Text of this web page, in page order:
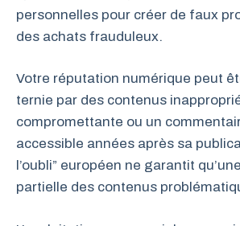
personnelles pour créer de faux
des achats frauduleux.
Votre réputation numérique peut
ternie par des contenus
compromettante ou un
accessible années après sa
l’oubli” européen ne garantit
partielle des contenus